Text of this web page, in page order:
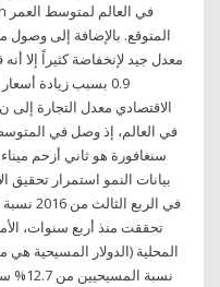
0.9 بسبب زيادة
الاقتصادي معدل التجارة
سنغافورة هو ثاني أزحم
بيانات النمو استمرار
تحققت منذ أربع سنوات،
المحلية (الدولار المسيحية هي